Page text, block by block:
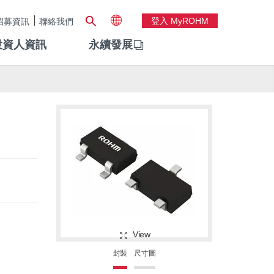
募資訊 聯絡我們 登入 MyROHM
人資訊 永續發展
View
封裝 尺寸圖